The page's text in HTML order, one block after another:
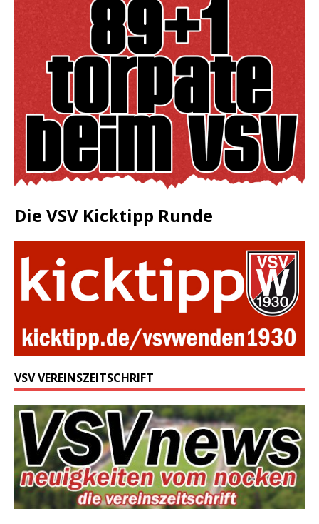
Die VSV Kicktipp Runde
VSV VEREINSZEITSCHRIFT